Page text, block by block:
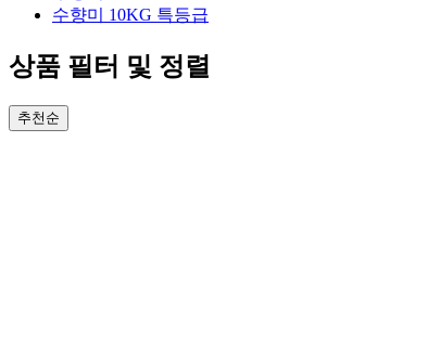
수향미 10KG 특등급
상품 필터 및 정렬
추천순